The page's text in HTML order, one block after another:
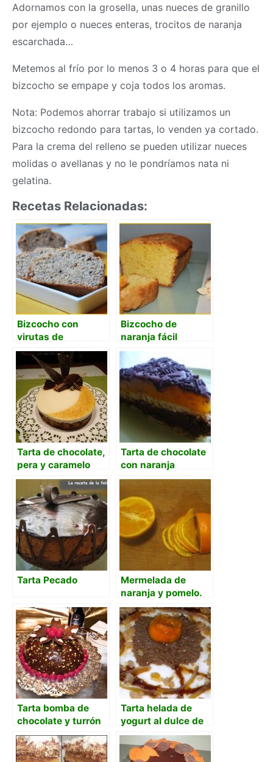
Adornamos con la grosella, unas nueces de granillo
por ejemplo o nueces enteras, trocitos de naranja
escarchada…
Metemos al frío por lo menos 3 o 4 horas para que el
bizcocho se empape y coja todos los aromas.
Nota: Podemos ahorrar trabajo si utilizamos un
bizcocho redondo para tartas, lo venden ya cortado.
Para la crema del relleno se pueden utilizar nueces
molidas o avellanas y no le pondríamos nata ni
gelatina.
Recetas Relacionadas:
Bizcocho con
virutas de
chocolate y polvo
de naranja
Bizcocho de
naranja fácil
Tarta de chocolate,
pera y caramelo
Tarta de chocolate
con naranja
Tarta Pecado
Mermelada de
naranja y pomelo.
Amarga y dulce
Tarta bomba de
chocolate y turrón
Tarta helada de
yogurt al dulce de
leche y naranja